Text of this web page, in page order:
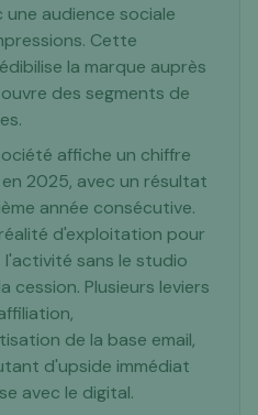
audience sociale
Cette
la marque auprès
des segments de
affiche un chiffre
2025, avec un résultat
année consécutive.
d'exploitation pour
sans le studio
cession. Plusieurs leviers
de la base email,
d'upside immédiat
avec le digital.